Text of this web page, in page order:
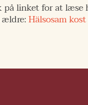
linket for at læse
ældre:Hälsosam